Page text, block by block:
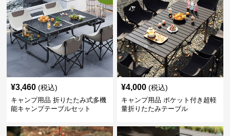
¥3,460 (税込)
キャンプ用品 折りたたみ式多機
能キャンプテーブルセット
¥4,000 (税込)
キャンプ用品 ポケット付き超軽
量折りたたみテーブル